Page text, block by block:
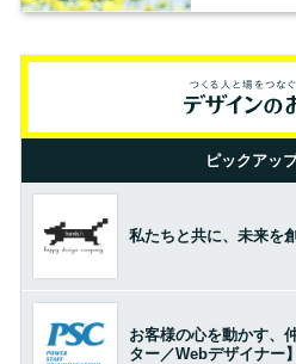
ピックアッ
私たちと共に、未来を
お客様の心を動かす、
ター／Webデザイナー】